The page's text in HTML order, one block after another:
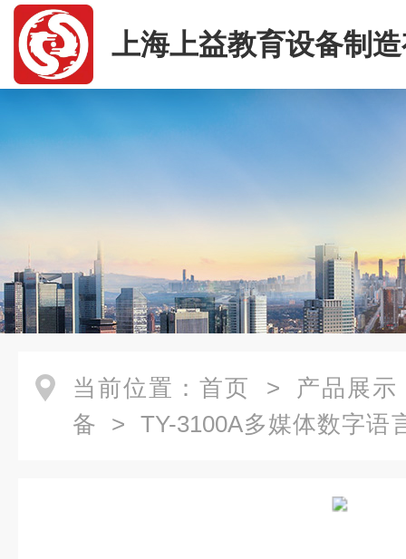
上海上益教育设备制
司
当前位置： 首页 > 产品展示
备 > TY-3100A多媒体数字语